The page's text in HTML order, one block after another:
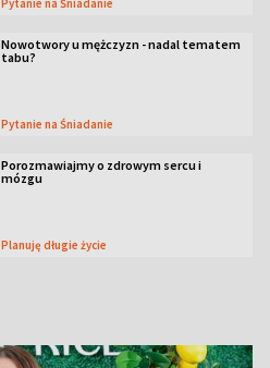
Pytanie na Śniadanie
Nowotwory u mężczyzn - nadal tematem
tabu?
Pytanie na Śniadanie
Porozmawiajmy o zdrowym sercu i
mózgu
Planuję długie życie